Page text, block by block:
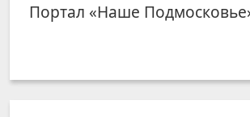
Портал «Наше